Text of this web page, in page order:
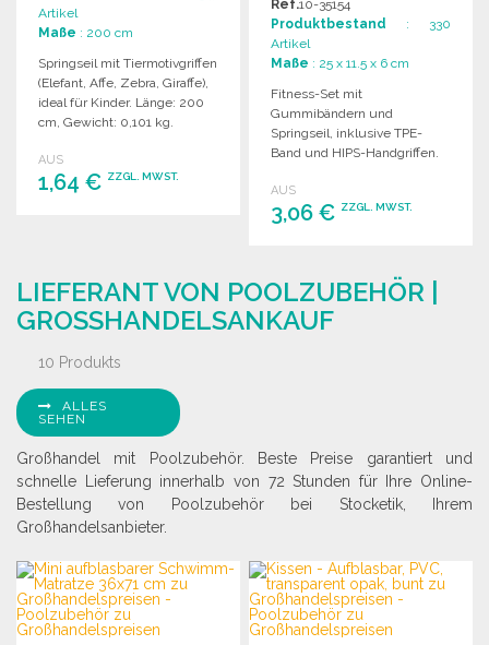
Artikel
Maße : 200 cm
Springseil mit Tiermotivgriffen
(Elefant, Affe, Zebra, Giraffe),
ideal für Kinder. Länge: 200
cm, Gewicht: 0,101 kg.
AUS
1,64 € ZZGL. MWST.
Ref.10-35154
Produktbestand : 330
Artikel
Maße : 25 x 11.5 x 6 cm
Fitness-Set mit
Gummibändern und
Springseil, inklusive TPE-
Band und HIPS-Handgriffen.
Aktivitäten, geliefert in
praktischer Tragetasche.
AUS
3,06 € ZZGL. MWST.
Angebot anfordern
LIEFERANT VON POOLZUBEHÖR |
GROSSHANDELSANKAUF
10 Produkts
ALLES
SEHEN
Großhandel mit Poolzubehör. Beste Preise garantiert und
schnelle Lieferung innerhalb von 72 Stunden für Ihre Online-
Bestellung von Poolzubehör bei Stocketik, Ihrem
Großhandelsanbieter.